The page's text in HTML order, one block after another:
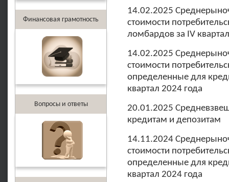
Финансовая грамотность
Вопросы и ответы
14.02.2025
стоимости
ломбардов за IV
14.02.2025
стоимости
определенные для
квартал 2024 года
20.01.2025
кредитам и депозитам
14.11.2024
стоимости
определенные для
квартал 2024 года